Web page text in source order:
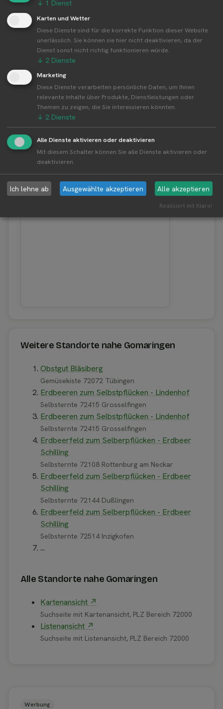
amzeigen.
Aktuelle Infos zur Region 72810
Gomaringen
Erntewetter für Gomaringen
Aktuelles Wetter in der Umgebung von Gomaringen
Weitere Standorte nahe Gomaringen
Obstgut Bläsiberg
Gemüsekiste 72072 Tübingen
Erdbeeren zum Selbstpflücken - Lindenhof
Selbsternte 72415 Grosselfingen
Erdbeeren zum Selbstpflücken - Lindenhof
Selbsternte 72415 Grosselfingen
Erdbeerfeld zum Selberpflücken - Erdbeer
Schilling
Selbsternte 72108 Rottenburg am Neckar
Erdbeerfeld zum Selberpflücken - Erdbeer
Schilling
Selbsternte 72144 Dußlingen
Erdbeerfeld zum Selberpflücken - Erdbeer
Schilling
Selbsternte 72514 Inzigkofen
...
Alle Standorte nahe Gomaringen
Kartenansicht ↗
Suchseite mit Kartenansicht, PLZ Bereich 72000
Listenansicht ↗
Suchseite mit Listenansicht, PLZ Bereich 72000
Werbung
↓ 1 Dienst
Karten und Wetter
Diese Dienste sind für die korrekte Funktion dieser Website
unerlässlich. Sie können sie hier nicht deaktivieren, da der
Dienst sonst nicht richtig funktionieren würde.
↓ 2 Dienste
Marketing
Diese Dienste verarbeiten persönliche Daten, um Ihnen
relevante Inhalte über Produkte, Dienstleistungen oder
Themen zu zeigen, die Sie interessieren könnten.
↓ 2 Dienste
Alle Dienste aktivieren oder deaktivieren
Mit diesem Schalter können Sie alle Dienste aktivieren oder
deaktivieren.
Ich lehne ab Ausgewählte akzeptieren Alle akzeptieren
Realisiert mit Klaro!